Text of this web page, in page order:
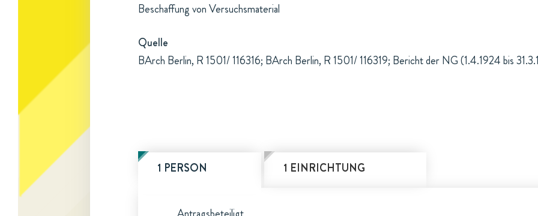
Beschaffung von Versuchsmaterial
Quelle
BArch Berlin, R 1501/ 116316; BArch Berlin, R 1501/ 116319; Bericht der NG (1.4.1924 bis
1 PERSON 1 EINRICHTUNG